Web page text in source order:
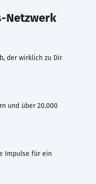
Netzwerk
der wirklich zu Dir
und über 20.000
Impulse für ein